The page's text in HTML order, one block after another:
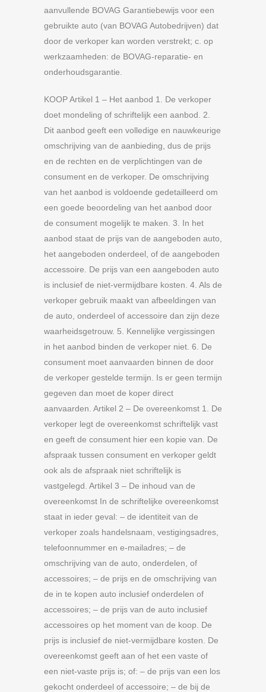
aanvullende BOVAG Garantiebewijs voor een
gebruikte auto (van BOVAG Autobedrijven) dat
door de verkoper kan worden verstrekt; c. op
werkzaamheden: de BOVAG-reparatie- en
onderhoudsgarantie.
KOOP Artikel 1 – Het aanbod 1. De verkoper
doet mondeling of schriftelijk een aanbod. 2.
Dit aanbod geeft een volledige en nauwkeurige
omschrijving van de aanbieding, dus de prijs
en de rechten en de verplichtingen van de
consument en de verkoper. De omschrijving
van het aanbod is voldoende gedetailleerd om
een goede beoordeling van het aanbod door
de consument mogelijk te maken. 3. In het
aanbod staat de prijs van de aangeboden auto,
het aangeboden onderdeel, of de aangeboden
accessoire. De prijs van een aangeboden auto
is inclusief de niet-vermijdbare kosten. 4. Als de
verkoper gebruik maakt van afbeeldingen van
de auto, onderdeel of accessoire dan zijn deze
waarheidsgetrouw. 5. Kennelijke vergissingen
in het aanbod binden de verkoper niet. 6. De
consument moet aanvaarden binnen de door
de verkoper gestelde termijn. Is er geen termijn
gegeven dan moet de koper direct
aanvaarden. Artikel 2 – De overeenkomst 1. De
verkoper legt de overeenkomst schriftelijk vast
en geeft de consument hier een kopie van. De
afspraak tussen consument en verkoper geldt
ook als de afspraak niet schriftelijk is
vastgelegd. Artikel 3 – De inhoud van de
overeenkomst In de schriftelijke overeenkomst
staat in ieder geval: – de identiteit van de
verkoper zoals handelsnaam, vestigingsadres,
telefoonnummer en e-mailadres; – de
omschrijving van de auto, onderdelen, of
accessoires; – de prijs en de omschrijving van
de in te kopen auto inclusief onderdelen of
accessoires; – de prijs van de auto inclusief
accessoires op het moment van de koop. De
prijs is inclusief de niet-vermijdbare kosten. De
overeenkomst geeft aan of het een vaste of
een niet-vaste prijs is; of: – de prijs van een los
gekocht onderdeel of accessoire; – de bij de